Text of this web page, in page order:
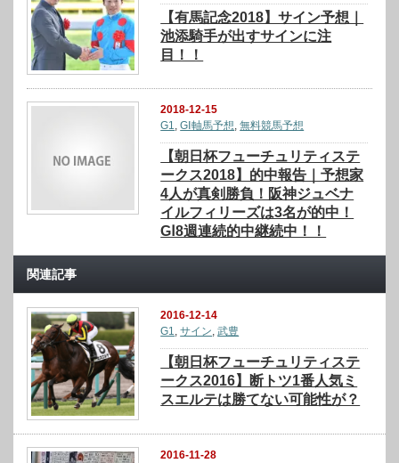
【有馬記念2018】サイン予想｜
池添騎手が出すサインに注
目！！
2018-12-15
G1,GⅠ軸馬予想,無料競馬予想
【朝日杯フューチュリティステ
ークス2018】的中報告｜予想家
4人が真剣勝負！阪神ジュベナ
イルフィリーズは3名が的中！
GⅠ8週連続的中継続中！！
関連記事
2016-12-14
G1,サイン,武豊
【朝日杯フューチュリティステ
ークス2016】断トツ1番人気ミ
スエルテは勝てない可能性が？
2016-11-28